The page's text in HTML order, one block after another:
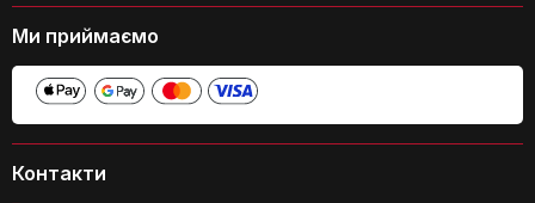
Чи легко чистити скриньку?
Контакти
Ми приймаємо